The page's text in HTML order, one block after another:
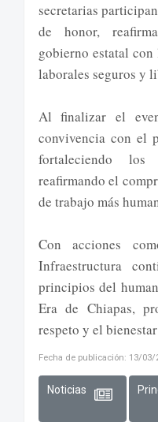
secretarias
de honor,
gobierno estatal
laborales seguros y
Al finalizar el
convivencia con el
fortaleciendo
reafirmando el
de trabajo más
Con acciones
Infraestructura
principios del
Era de Chiapas,
respeto y el
Fecha de publicación: 13/03/
Noticias